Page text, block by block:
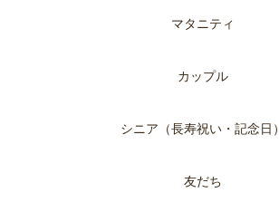
マタニティ
カップル
シニア（長寿祝い・記念日）
友だち